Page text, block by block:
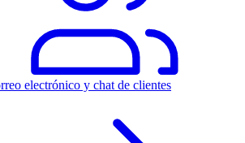
electrónico y chat de clientes